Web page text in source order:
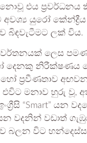
එය ප්‍රවර්ධනය
යුරෝ කේන්ද්‍රීය
බිඳවැටීමට ලක් විය.
ලෙස
දෙනකු නිරීක්ෂණය
ප්‍රවීණතාව අඟවන
මනාව හුරු වූ,
“Smart” යන
වදනින් වඩාත්
බලන විට හන්දෙස්ස